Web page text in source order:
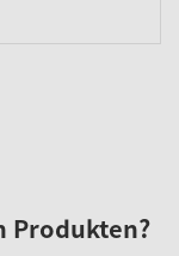
Produkten?